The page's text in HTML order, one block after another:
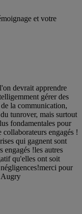
et votre
devrait apprendre
gérer des
la communication,
tunrover, mais surtout
fondamentales pour
engagés !
qui gagnent sont
engagés !les autres
qu'elles ont soit
pour
Augry